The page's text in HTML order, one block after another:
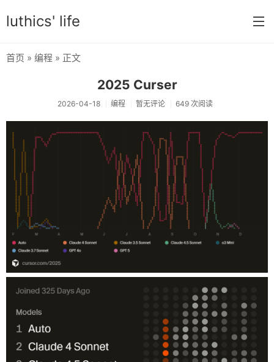
luthics' life
学习
编程
大学
搞机
OI
游戏
首页 » 编程 » 正文
2025 Curser
2026-04-18 编程 暂无评论 649 次阅读